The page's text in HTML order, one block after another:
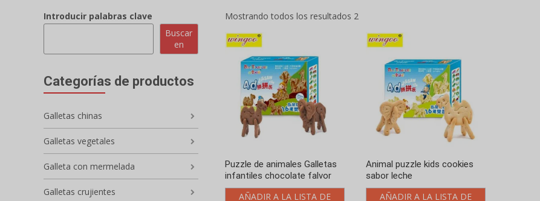
Mostrando todos los resultados 2
Puzzle de animales Galletas
infantiles chocolate falvor
AÑADIR A LA LISTA DE
Animal puzzle kids cookies
sabor leche
AÑADIR A LA LISTA DE
Introducir palabras clave
Buscar
en
Categorías de productos
Galletas chinas
Galletas vegetales
Galleta con mermelada
Galletas crujientes